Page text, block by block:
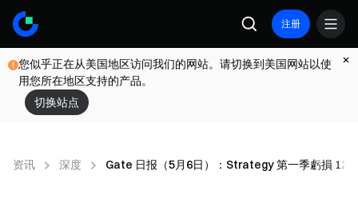
注册
您似乎正在从美国地区访问我们的网站。请切换到美国网站以使
用您所在地区支持的产品。
切换站点
资讯 深度 Gate 日报（5月6日）：Strategy 第一季虧損 125